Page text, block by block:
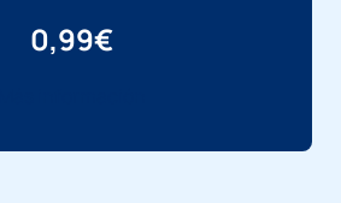
0,99€